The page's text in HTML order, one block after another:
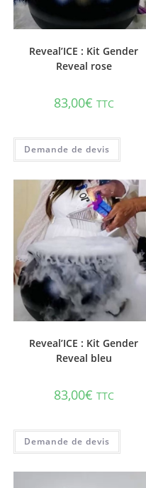
Reveal’ICE : Kit Gender
Reveal rose
83,00€ TTC
Reveal’ICE : Kit Gender
Reveal bleu
83,00€ TTC